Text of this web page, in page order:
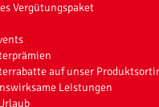
Vergütungspaket
auf unser
Leistungen